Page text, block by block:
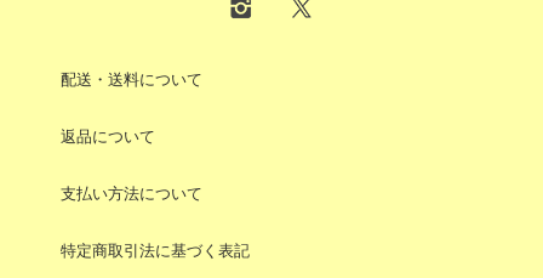
配送・送料について
返品について
支払い方法について
特定商取引法に基づく表記